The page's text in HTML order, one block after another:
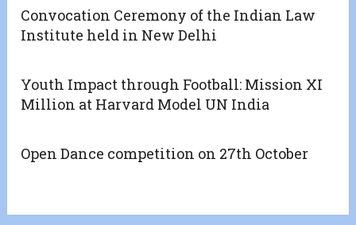
Convocation Ceremony of the Indian Law
Institute held in New Delhi
Youth Impact through Football: Mission XI
Million at Harvard Model UN India
Open Dance competition on 27th October